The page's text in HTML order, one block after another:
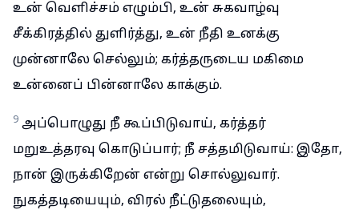
உன் வெளிச்சம் எழும்பி, உன் சுகவாழ்வு
சீக்கிரத்தில் துளிர்த்து, உன் நீதி உனக்கு
முன்னாலே செல்லும்; கர்த்தருடைய மகிமை
உன்னைப் பின்னாலே காக்கும்.
9 அப்பொழுது நீ கூப்பிடுவாய், கர்த்தர்
மறுஉத்தரவு கொடுப்பார்; நீ சத்தமிடுவாய்: இதோ,
நான் இருக்கிறேன் என்று சொல்லுவார்.
நுகத்தடியையும், விரல் நீட்டுதலையும்,